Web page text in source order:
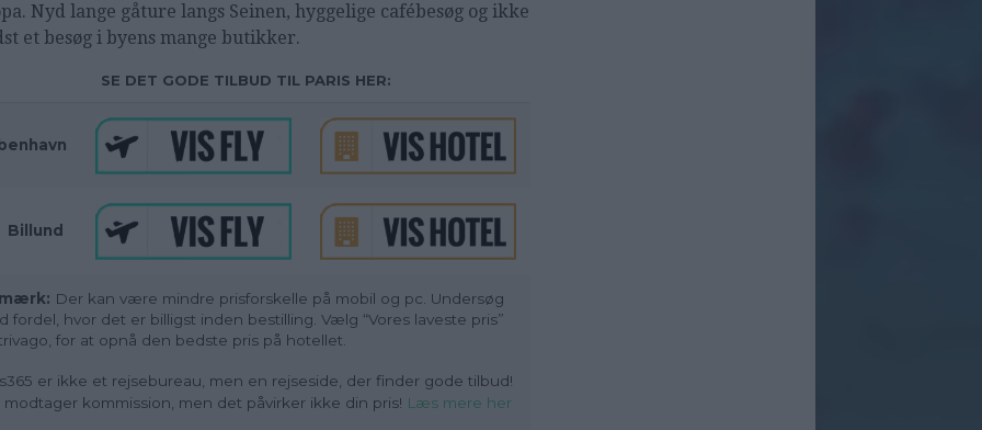
Nyd lange gåture langs Seinen, hyggelige cafébesøg og ikke
et besøg i byens mange butikker.
SE DET GODE TILBUD TIL PARIS HER:
Billund
Der kan være mindre prisforskelle på mobil og pc. Undersøg
fordel, hvor det er billigst inden bestilling. Vælg “Vores laveste pris”
for at opnå den bedste pris på hotellet.
er ikke et rejsebureau, men en rejseside, der finder gode tilbud!
modtager kommission, men det påvirker ikke din pris! Læs mere her